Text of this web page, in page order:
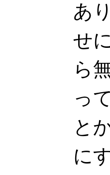
あ
せ
ら
っ
と
に